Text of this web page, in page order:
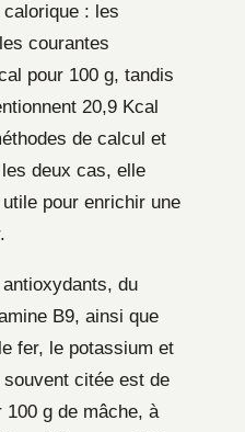
: les
courantes
pour 100 g, tandis
20,9 Kcal
de calcul et
deux cas, elle
pour enrichir une
du
B9, ainsi que
fer, le potassium et
citée est de
g de mâche, à